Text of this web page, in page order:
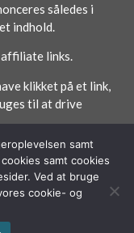
således i
indhold.
links.
klikket på et link,
til at drive
samt
samt cookies
Ved at bruge
cookie- og